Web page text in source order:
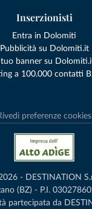
Inserzionisti
Entra in Dolomiti
Pubblicità su Dolomiti.it
tuo banner su
a 100.000 contatti
preferenze cookies
- DESTINATION
(BZ) - P.I.
partecipata da